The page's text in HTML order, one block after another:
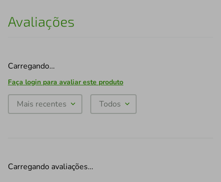
Avaliações
Carregando…
Faça login para avaliar este produto
Mais recentes Todos
Carregando avaliações…